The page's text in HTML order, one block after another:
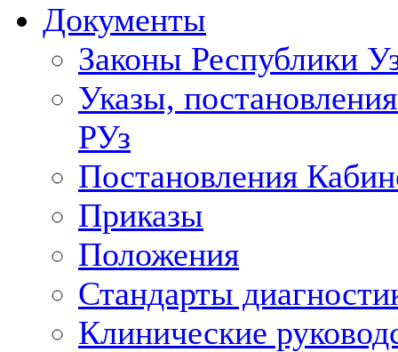
Документы
Законы Республики
Указы,
РУз
Постановления
Приказы
Положения
Стандарты
Клинические